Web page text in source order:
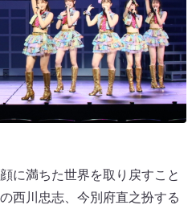
に満ちた世界を取り戻すこと
西川忠志、今別府直之扮する